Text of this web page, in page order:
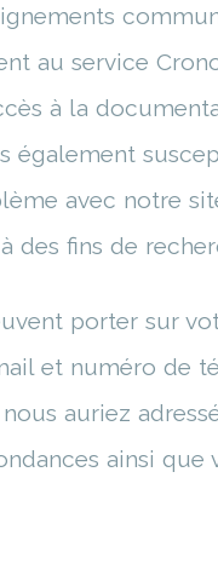
au service
à la
également
avec notre
des fins de
porter sur
et numéro de
auriez
ainsi que